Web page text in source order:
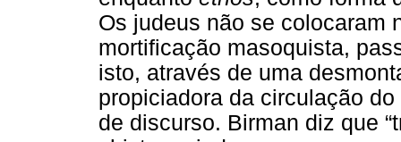
Os judeus não se colocaram
mortificação masoquista,
isto, através de uma
propiciadora da circulação
de discurso. Birman diz que